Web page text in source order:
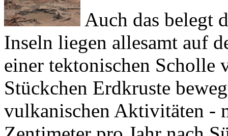
Inseln liegen allesamt auf
einer tektonischen Scholle
Stückchen Erdkruste
vulkanischen Aktivitäten -
Zentimeter pro Jahr nach
südamerikanische Platte